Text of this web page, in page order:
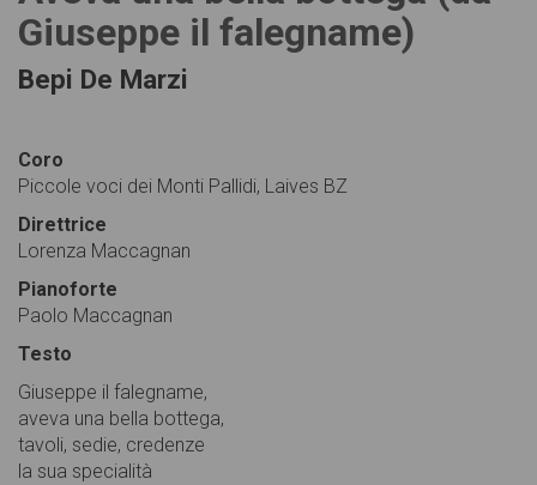
Giuseppe il falegname)
Bepi De Marzi
Coro
Piccole voci dei Monti Pallidi, Laives BZ
Direttrice
Lorenza Maccagnan
Pianoforte
Paolo Maccagnan
Testo
Giuseppe il falegname,
aveva una bella bottega,
tavoli, sedie, credenze
la sua specialità